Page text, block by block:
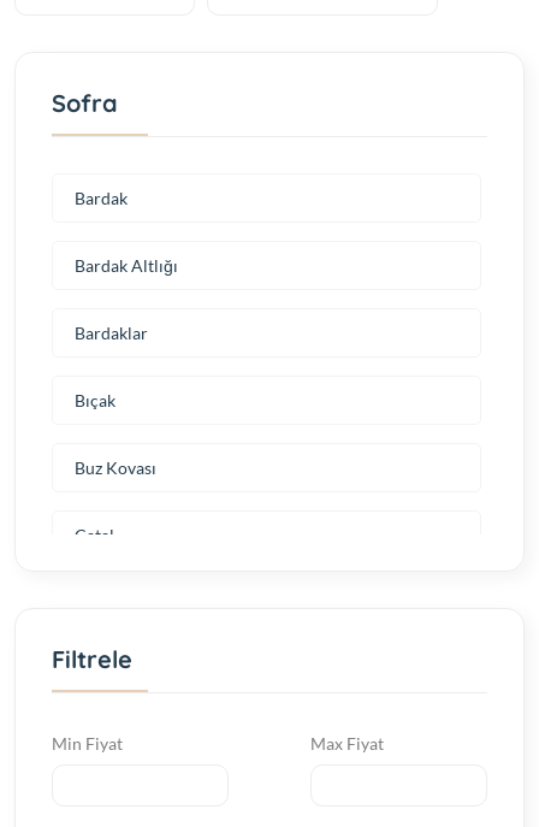
Sofra
Bardak
Bardak Altlığı
Bardaklar
Bıçak
Buz Kovası
Çatal
Çatal&Kaşık&Bıçak
Çay Fincanı
Filtrele
Min Fiyat Max Fiyat